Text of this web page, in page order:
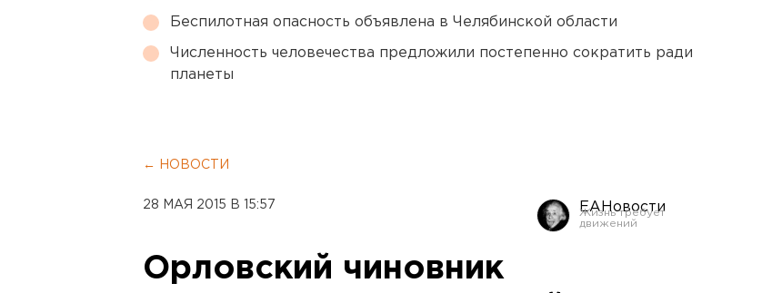
Беспилотная опасность объявлена в Челябинской области
Численность человечества предложили постепенно сократить ради
планеты
← НОВОСТИ
28 МАЯ 2015 В 15:57 ЕАНовости
Орловский чиновник